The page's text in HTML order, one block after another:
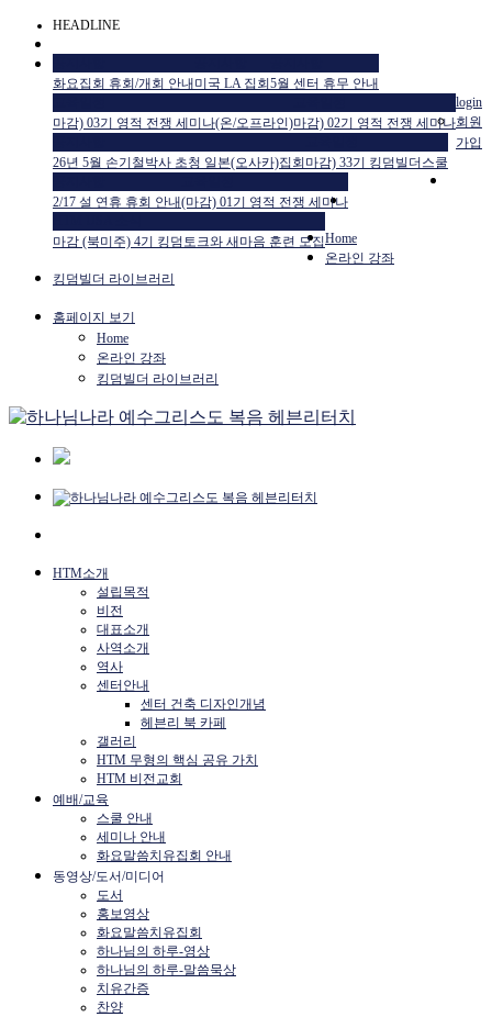
HEADLINE
화요집회 휴회/개회 안내 미국 LA 집회 5월 센터 휴무 안내
마감) 03기 영적 전쟁 세미나(온/오프라인)마감) 02기 영적 전쟁 세미나
26년 5월 손기철박사 초청 일본(오사카)집회 마감) 33기 킹덤빌더스쿨
2/17 설 연휴 휴회 안내(마감) 01기 영적 전쟁 세미나
마감 (북미주) 4기 킹덤토크와 새마음 훈련 모집
login
회원
가입
Home
온라인 강좌
킹덤빌더 라이브러리
홈페이지 보기
Home
온라인 강좌
킹덤빌더 라이브러리
HTM소개
설립목적
비전
대표소개
사역소개
역사
센터안내
센터 건축 디자인개념
헤븐리 북 카페
갤러리
HTM 무형의 핵심 공유 가치
HTM 비전교회
예배/교육
스쿨 안내
세미나 안내
화요말씀치유집회 안내
동영상/도서/미디어
도서
홍보영상
화요말씀치유집회
하나님의 하루-영상
하나님의 하루-말씀묵상
치유간증
찬양